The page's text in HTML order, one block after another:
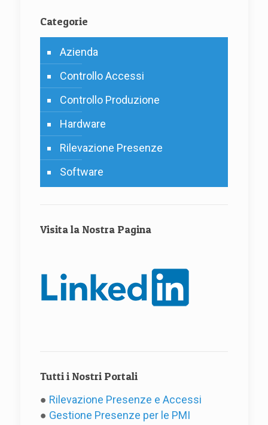
Categorie
Azienda
Controllo Accessi
Controllo Produzione
Hardware
Rilevazione Presenze
Software
Visita la Nostra Pagina
Tutti i Nostri Portali
● Rilevazione Presenze e Accessi
● Gestione Presenze per le PMI